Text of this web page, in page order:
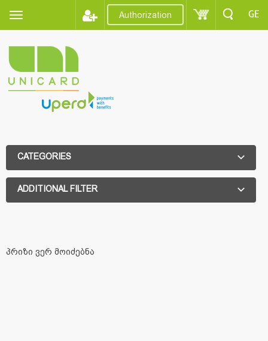
Authorization GE
CATEGORIES
ADDITIONAL FILTER
პრიზი ვერ მოიძებნა